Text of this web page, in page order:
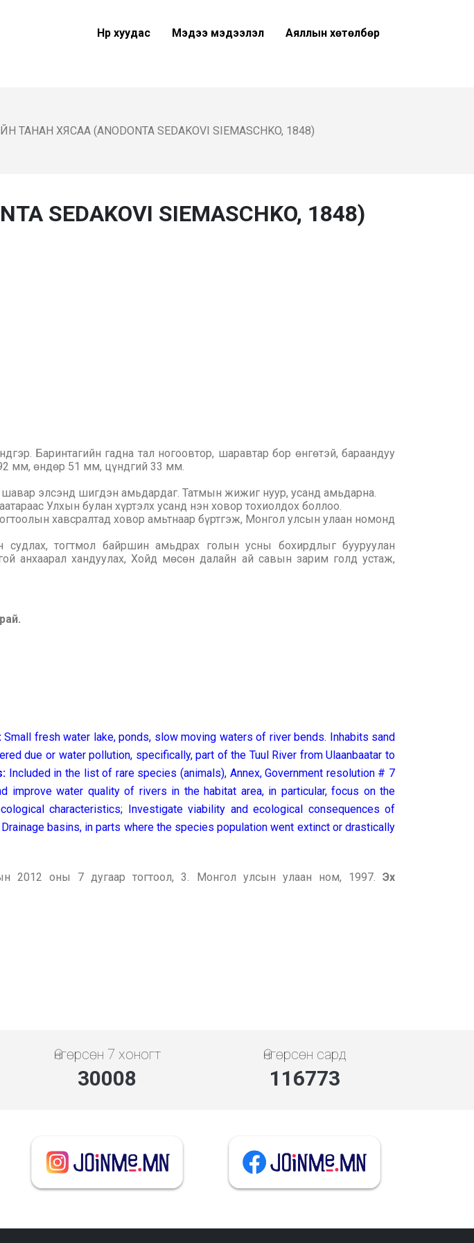
Нүүр хуудас Мэдээ мэдээлэл Аяллын хөтөлбөр
ТАНАН ХЯСАА (ANODONTA SEDAKOVI SIEMASCHKO, 1848)
SEDAKOVI SIEMASCHKO, 1848)
Баринтагийн гадна тал ногоовтор, шаравтар бор өнгөтэй, бараандуу
92 мм, өндөр 51 мм, цүндгий 33 мм.
элсэнд шигдэн амьдардаг. Татмын жижиг нуур, усанд амьдарна.
Улхын булан хүртэлх усанд нэн ховор тохиолдох боллоо.
хавсралтад ховор амьтнаар бүртгэж, Монгол улсын улаан номонд
судлах, тогтмол байршин амьдрах голын усны бохирдлыг бууруулан
анхаарал хандуулах, Хойд мөсөн далайн ай савын зарим голд устаж,
Small fresh water lake, ponds, slow moving waters of river bends. Inhabits sand
due or water pollution, specifically, part of the Tuul River from Ulaanbaatar to
Included in the list of rare species (animals), Annex, Government resolution # 7
improve water quality of rivers in the habitat area, in particular, focus on the
characteristics; Investigate viability and ecological consequences of
basins, in parts where the species population went extinct or drastically
2012 оны 7 дугаар тогтоол, 3. Монгол улсын улаан ном, 1997. Эх
Өнгөрсөн 7 хоногт
34810
Өнгөрсөн сард
135457